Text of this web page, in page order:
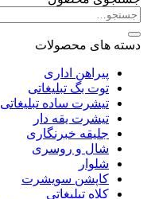
جستجو
دسته های محصولات
پیراهن اداری
توت بگ تبلیغاتی
تیشرت ساده تبلیغاتی
تیشرت یقه دار
جلیقه خبرنگاری
شال و روسری
شلوار
کاپشن سویشرت
کلاه تبلیغاتی